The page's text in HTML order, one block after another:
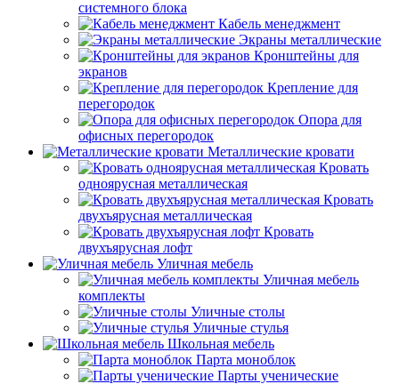
системного блока
Кабель менеджмент
Экраны металлические
Кронштейны для
экранов
Крепление для
перегородок
Опора для
офисных перегородок
Металлические кровати
Кровать
одноярусная металлическая
Кровать
двухъярусная металлическая
Кровать
двухъярусная лофт
Уличная мебель
Уличная мебель
комплекты
Уличные столы
Уличные стулья
Школьная мебель
Парта моноблок
Парты ученические